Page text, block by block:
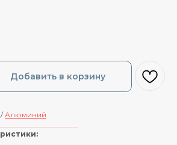
Добавить в корзину
/ Алюминий